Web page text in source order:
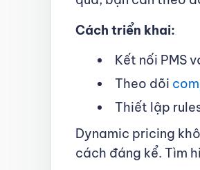
Cách triển khai:
Kết nối PMS
Theo dõi
Thiết lập
Dynamic pricing
cách đáng kể. Tìm